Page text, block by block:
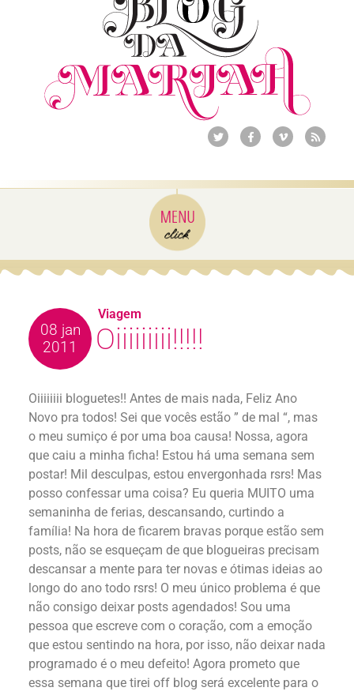
08 jan
2011
Oiiiiiiiii!!!!!
Oiiiiiiii bloguetes!! Antes de mais nada, Feliz Ano
Novo pra todos! Sei que vocês estão ” de mal “, mas
o meu sumiço é por uma boa causa! Nossa, agora
que caiu a minha ficha! Estou há uma semana sem
postar! Mil desculpas, estou envergonhada rsrs! Mas
posso confessar uma coisa? Eu queria MUITO uma
semaninha de ferias, descansando, curtindo a
família! Na hora de ficarem bravas porque estão sem
posts, não se esqueçam de que blogueiras precisam
descansar a mente para ter novas e ótimas ideias ao
longo do ano todo rsrs! O meu único problema é que
não consigo deixar posts agendados! Sou uma
pessoa que escreve com o coração, com a emoção
que estou sentindo na hora, por isso, não deixar nada
programado é o meu defeito! Agora prometo que
essa semana que tirei off blog será excelente para o
Viagem